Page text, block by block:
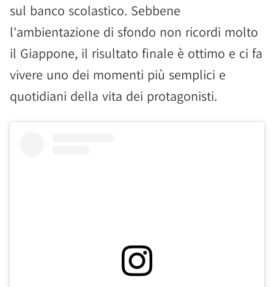
sul banco scolastico. Sebbene
l'ambientazione di sfondo non ricordi molto
il Giappone, il risultato finale è ottimo e ci fa
vivere uno dei momenti più semplici e
quotidiani della vita dei protagonisti.